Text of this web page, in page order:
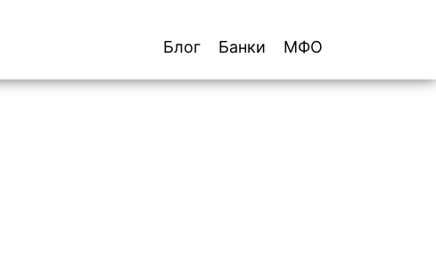
МФО
Банки
Блог